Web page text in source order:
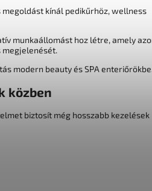
kínál pedikűrhöz, wellness
munkaállomást hoz létre, amely
megjelenését.
modern beauty és SPA
közben
biztosít még hosszabb kezelések